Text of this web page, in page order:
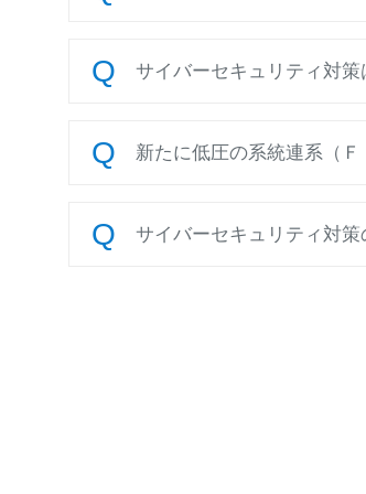
サイバーセキュリティ対策
新たに低圧の系統連系（
サイバーセキュリティ対